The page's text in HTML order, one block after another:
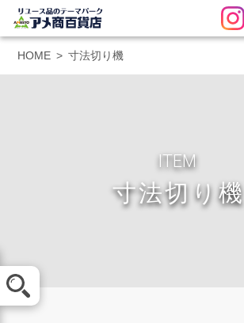
HOME 寸法切り機
ITEM
寸法切り機